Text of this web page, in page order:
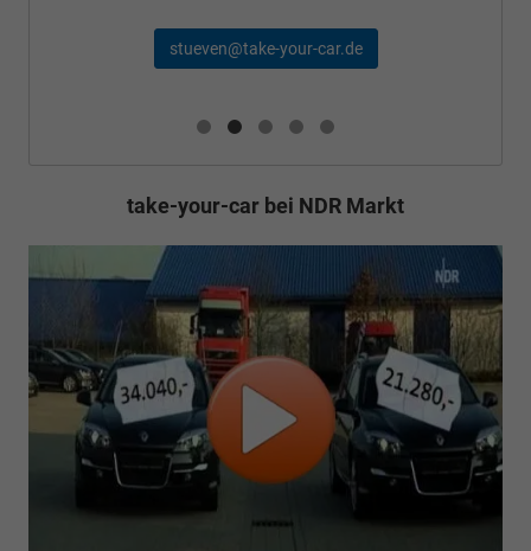
stueven@take-your-car.de
take-your-car bei NDR Markt